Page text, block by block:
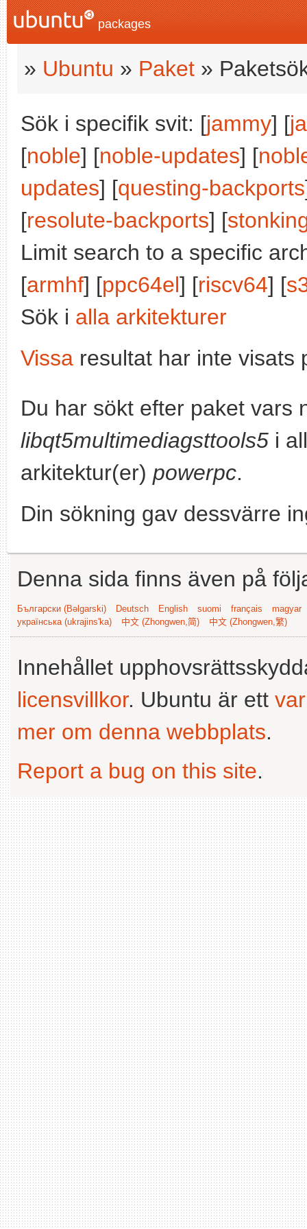
packages
» Ubuntu » Paket »
Sök i specifik svit: [jammy] [
[noble] [noble-updates] [
updates] [questing-backports
[resolute-backports] [
Limit search to a specific
[armhf] [ppc64el] [riscv64] [
Sök i alla arkitekturer
Vissa resultat har inte visats
Du har sökt efter paket vars
libqt5multimediagsttools5 i
arkitektur(er) powerpc.
Din sökning gav dessvärre
Denna sida finns även på
Български (Bəlgarski) Deutsch English suomi français
magyar
українська (ukrajins'ka)
中文 (Zhongwen,简) 中文 (Zhongwen,繁)
Innehållet
licensvillkor. Ubuntu är ett
mer om denna webbplats.
Report a bug on this site.